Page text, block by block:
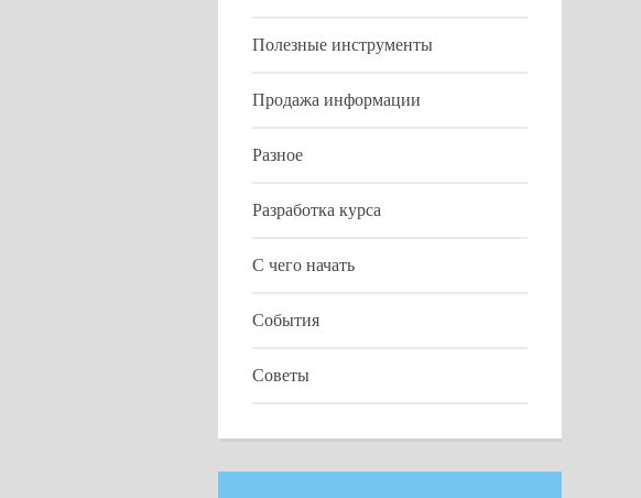
Полезные инструменты
Продажа информации
Разное
Разработка курса
С чего начать
События
Советы